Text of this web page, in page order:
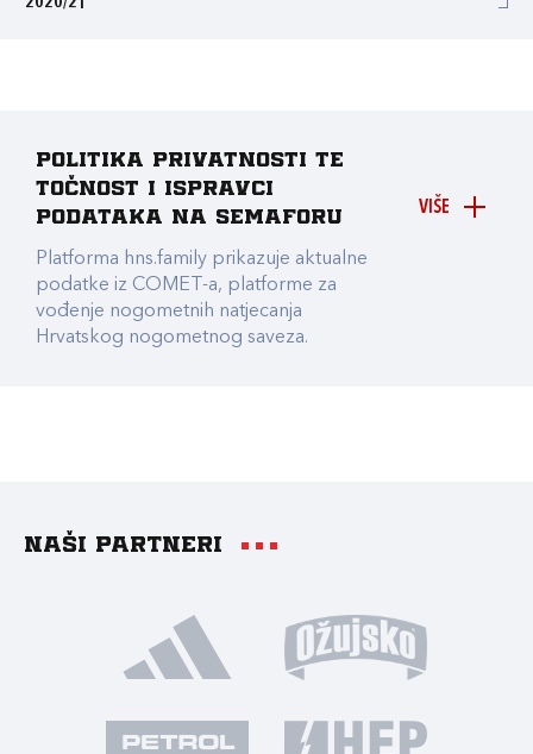
2020/21
VIŠE
Politika privatnosti te
točnost i ispravci
podataka na Semaforu
Platforma hns.family prikazuje aktualne
podatke iz COMET-a, platforme za
vođenje nogometnih natjecanja
Hrvatskog nogometnog saveza.
Naši partneri